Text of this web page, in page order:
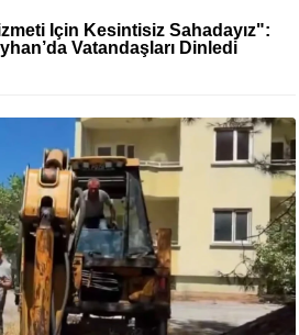
İçin Kesintisiz Sahadayız":
Vatandaşları Dinledi